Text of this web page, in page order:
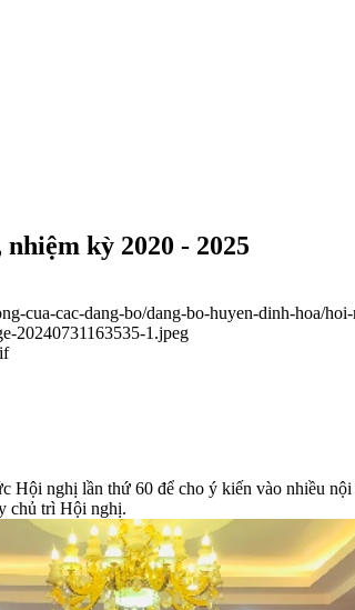
kỳ 2020 - 2025
cua-cac-dang-bo/dang-bo-huyen-dinh-hoa/
20240731163535-1.jpeg
nghị lần thứ 60 để cho ý kiến vào nhiều
chủ trì Hội nghị.